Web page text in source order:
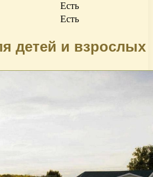
Есть
Есть
детей и взрослых